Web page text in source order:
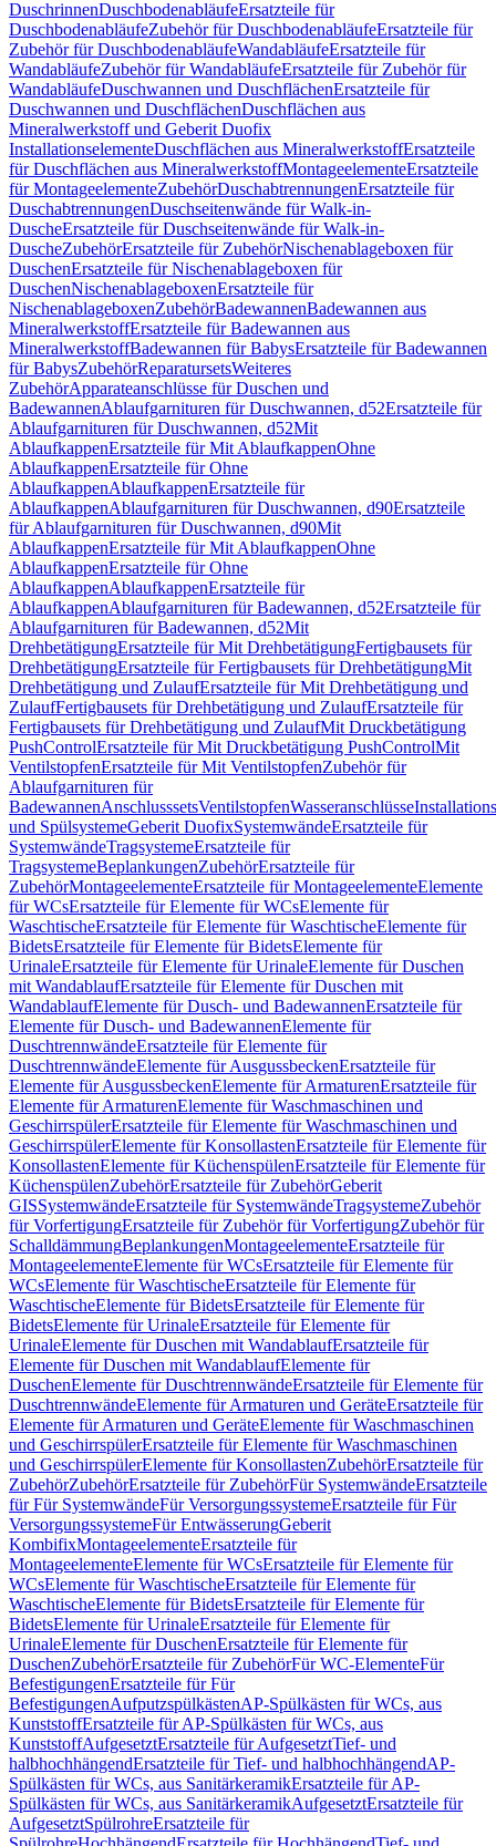
DuschrinnenDuschbodenabläufeErsatzteile für
DuschbodenabläufeZubehör für DuschbodenabläufeErsatzteile für
Zubehör für DuschbodenabläufeWandabläufeErsatzteile für
WandabläufeZubehör für WandabläufeErsatzteile für Zubehör für
WandabläufeDuschwannen und DuschflächenErsatzteile für
Duschwannen und DuschflächenDuschflächen aus
Mineralwerkstoff und Geberit Duofix
InstallationselementeDuschflächen aus MineralwerkstoffErsatzteile
für Duschflächen aus MineralwerkstoffMontageelementeErsatzteile
für MontageelementeZubehörDuschabtrennungenErsatzteile für
DuschabtrennungenDuschseitenwände für Walk-in-
DuscheErsatzteile für Duschseitenwände für Walk-in-
DuscheZubehörErsatzteile für ZubehörNischenablageboxen für
DuschenErsatzteile für Nischenablageboxen für
DuschenNischenablageboxenErsatzteile für
NischenablageboxenZubehörBadewannenBadewannen aus
MineralwerkstoffErsatzteile für Badewannen aus
MineralwerkstoffBadewannen für BabysErsatzteile für Badewannen
für BabysZubehörReparatursetsWeiteres
ZubehörApparateanschlüsse für Duschen und
BadewannenAblaufgarnituren für Duschwannen, d52Ersatzteile für
Ablaufgarnituren für Duschwannen, d52Mit
AblaufkappenErsatzteile für Mit AblaufkappenOhne
AblaufkappenErsatzteile für Ohne
AblaufkappenAblaufkappenErsatzteile für
AblaufkappenAblaufgarnituren für Duschwannen, d90Ersatzteile
für Ablaufgarnituren für Duschwannen, d90Mit
AblaufkappenErsatzteile für Mit AblaufkappenOhne
AblaufkappenErsatzteile für Ohne
AblaufkappenAblaufkappenErsatzteile für
AblaufkappenAblaufgarnituren für Badewannen, d52Ersatzteile für
Ablaufgarnituren für Badewannen, d52Mit
DrehbetätigungErsatzteile für Mit DrehbetätigungFertigbausets für
DrehbetätigungErsatzteile für Fertigbausets für DrehbetätigungMit
Drehbetätigung und ZulaufErsatzteile für Mit Drehbetätigung und
ZulaufFertigbausets für Drehbetätigung und ZulaufErsatzteile für
Fertigbausets für Drehbetätigung und ZulaufMit Druckbetätigung
PushControlErsatzteile für Mit Druckbetätigung PushControlMit
VentilstopfenErsatzteile für Mit VentilstopfenZubehör für
Ablaufgarnituren für
BadewannenAnschlusssetsVentilstopfenWasseranschlüsse
und SpülsystemeGeberit DuofixSystemwändeErsatzteile für
SystemwändeTragsystemeErsatzteile für
TragsystemeBeplankungenZubehörErsatzteile für
ZubehörMontageelementeErsatzteile für MontageelementeElemente
für WCsErsatzteile für Elemente für WCsElemente für
WaschtischeErsatzteile für Elemente für WaschtischeElemente für
BidetsErsatzteile für Elemente für BidetsElemente für
UrinaleErsatzteile für Elemente für UrinaleElemente für Duschen
mit WandablaufErsatzteile für Elemente für Duschen mit
WandablaufElemente für Dusch- und BadewannenErsatzteile für
Elemente für Dusch- und BadewannenElemente für
DuschtrennwändeErsatzteile für Elemente für
DuschtrennwändeElemente für AusgussbeckenErsatzteile für
Elemente für AusgussbeckenElemente für ArmaturenErsatzteile für
Elemente für ArmaturenElemente für Waschmaschinen und
GeschirrspülerErsatzteile für Elemente für Waschmaschinen und
GeschirrspülerElemente für KonsollastenErsatzteile für Elemente für
KonsollastenElemente für KüchenspülenErsatzteile für Elemente für
KüchenspülenZubehörErsatzteile für ZubehörGeberit
GISSystemwändeErsatzteile für SystemwändeTragsystemeZubehör
für VorfertigungErsatzteile für Zubehör für VorfertigungZubehör für
SchalldämmungBeplankungenMontageelementeErsatzteile für
MontageelementeElemente für WCsErsatzteile für Elemente für
WCsElemente für WaschtischeErsatzteile für Elemente für
WaschtischeElemente für BidetsErsatzteile für Elemente für
BidetsElemente für UrinaleErsatzteile für Elemente für
UrinaleElemente für Duschen mit WandablaufErsatzteile für
Elemente für Duschen mit WandablaufElemente für
DuschenElemente für DuschtrennwändeErsatzteile für Elemente für
DuschtrennwändeElemente für Armaturen und GeräteErsatzteile für
Elemente für Armaturen und GeräteElemente für Waschmaschinen
und GeschirrspülerErsatzteile für Elemente für Waschmaschinen
und GeschirrspülerElemente für KonsollastenZubehörErsatzteile für
ZubehörZubehörErsatzteile für ZubehörFür SystemwändeErsatzteile
für Für SystemwändeFür VersorgungssystemeErsatzteile für Für
VersorgungssystemeFür EntwässerungGeberit
KombifixMontageelementeErsatzteile für
MontageelementeElemente für WCsErsatzteile für Elemente für
WCsElemente für WaschtischeErsatzteile für Elemente für
WaschtischeElemente für BidetsErsatzteile für Elemente für
BidetsElemente für UrinaleErsatzteile für Elemente für
UrinaleElemente für DuschenErsatzteile für Elemente für
DuschenZubehörErsatzteile für ZubehörFür WC-ElementeFür
BefestigungenErsatzteile für Für
BefestigungenAufputzspülkästenAP-Spülkästen für WCs, aus
KunststoffErsatzteile für AP-Spülkästen für WCs, aus
KunststoffAufgesetztErsatzteile für AufgesetztTief- und
halbhochhängendErsatzteile für Tief- und halbhochhängendAP-
Spülkästen für WCs, aus SanitärkeramikErsatzteile für AP-
Spülkästen für WCs, aus SanitärkeramikAufgesetztErsatzteile für
AufgesetztSpülrohreErsatzteile für